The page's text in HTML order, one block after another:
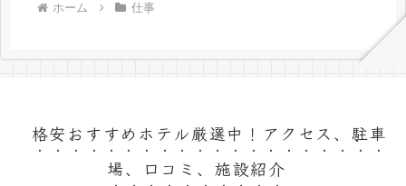
ホーム 仕事
格安おすすめホテル厳選中！アクセス、駐車
場、口コミ、施設紹介